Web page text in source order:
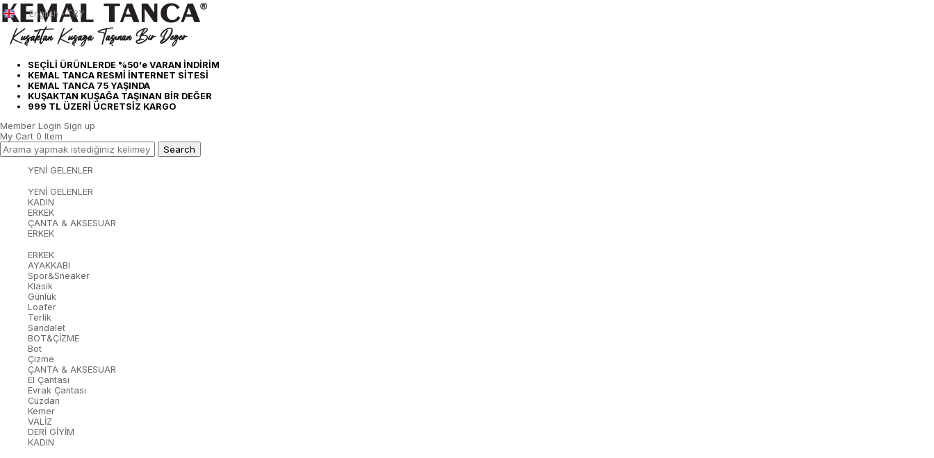
SEÇİLİ ÜRÜNLERDE %50'e VARAN İNDİRİM
KEMAL TANCA RESMİ İNTERNET SİTESİ
KEMAL TANCA 75 YAŞINDA
KUŞAKTAN KUŞAĞA TAŞINAN BİR DEĞER
999 TL ÜZERİ ÜCRETSİZ KARGO
English - TRY
Member Login Sign up
My Cart 0 Item
YENİ GELENLER
YENİ GELENLER
KADIN
ERKEK
ÇANTA & AKSESUAR
ERKEK
ERKEK
AYAKKABI
Spor&Sneaker
Klasik
Günlük
Loafer
Terlik
Sandalet
BOT&ÇİZME
Bot
Çizme
ÇANTA & AKSESUAR
El Çantası
Evrak Çantası
Cüzdan
Kemer
VALİZ
DERİ GİYİM
KADIN